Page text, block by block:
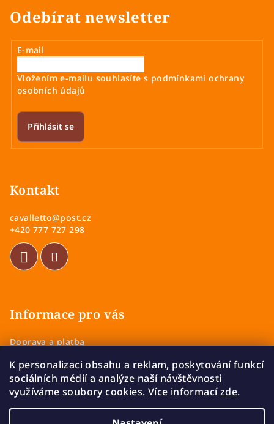
K personalizaci obsahu a reklam, poskytování funkcí
sociálních médií a analýze naší návštěvnosti
využíváme soubory cookies. Více informacízde.
Odebírat newsletter
E-mail
Vložením e-mailu souhlasíte s podmínkami ochrany
osobních údajů
Přihlásit se
Kontakt
cavalletto@post.cz
+420 777 727 298
Informace pro vás
Doprava a platba
Zásady ochrany osobních údajů
Vrácení a výměna zboží